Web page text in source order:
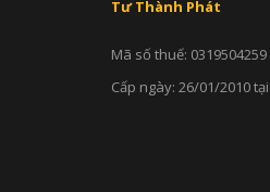
Tư Thành Phát
Mã số thuế: 0319504259
Cấp ngày: 26/01/2010 tại